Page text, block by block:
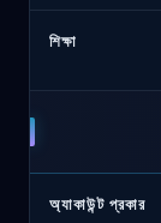
শিক্ষা
অ্যাকাউন্ট প্রকার